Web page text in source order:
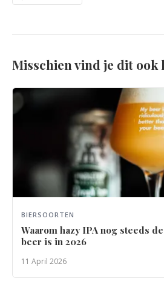
Misschien vind je dit ook
BIERSOORTEN
Waarom hazy IPA nog steeds
beer is in 2026
11 April 2026